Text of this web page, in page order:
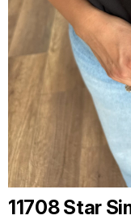
11708 Star